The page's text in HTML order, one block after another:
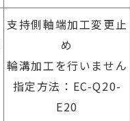
支持側軸端加工変更止
め
輪溝加工を行いません
指定方法：EC-Q20-
E20